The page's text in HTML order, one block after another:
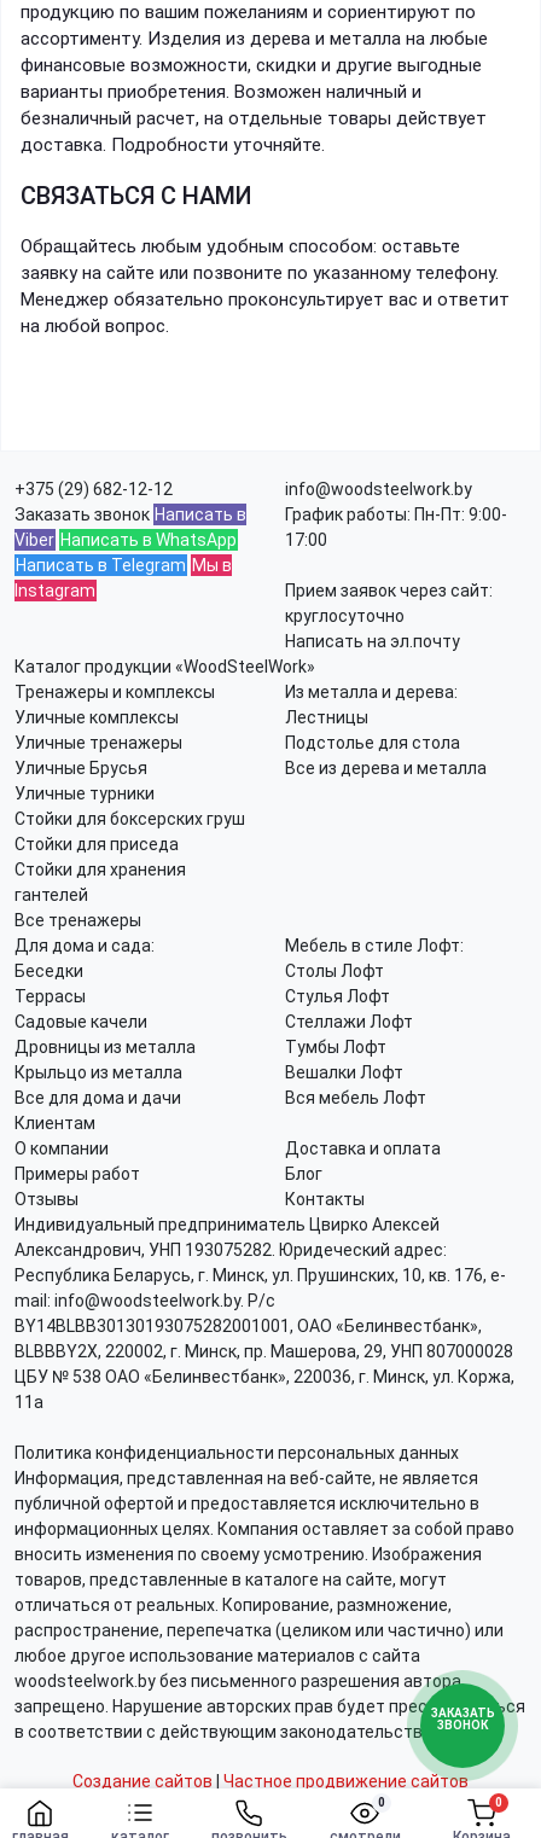
0 0
продукцию по вашим пожеланиям и сориентируют по
ассортименту. Изделия из дерева и металла на любые
финансовые возможности, скидки и другие выгодные
варианты приобретения. Возможен наличный и
безналичный расчет, на отдельные товары действует
доставка. Подробности уточняйте.
СВЯЗАТЬСЯ С НАМИ
Обращайтесь любым удобным способом: оставьте
заявку на сайте или позвоните по указанному телефону.
Менеджер обязательно проконсультирует вас и ответит
на любой вопрос.
+375 (29) 682-12-12
Заказать звонок Написать в
Viber Написать в WhatsApp
Написать в Telegram Мы в
Instagram
info@woodsteelwork.by
График работы: Пн-Пт: 9:00-
17:00
Прием заявок через сайт:
круглосуточно
Написать на эл.почту
Каталог продукции «WoodSteelWork»
Тренажеры и комплексы
Уличные комплексы
Уличные тренажеры
Уличные Брусья
Уличные турники
Стойки для боксерских груш
Стойки для приседа
Стойки для хранения
гантелей
Все тренажеры
Из металла и дерева:
Лестницы
Подстолье для стола
Все из дерева и металла
Для дома и сада:
Беседки
Террасы
Садовые качели
Дровницы из металла
Крыльцо из металла
Все для дома и дачи
Мебель в стиле Лофт:
Столы Лофт
Стулья Лофт
Стеллажи Лофт
Тумбы Лофт
Вешалки Лофт
Вся мебель Лофт
Клиентам
О компании
Доставка и оплата
Примеры работ
Блог
Отзывы
Контакты
Индивидуальный предприниматель Цвирко Алексей
Александрович, УНП 193075282. Юридеческий адрес:
Республика Беларусь, г. Минск, ул. Прушинских, 10, кв. 176, e-
mail: info@woodsteelwork.by. Р/с
BY14BLBB30130193075282001001, ОАО «Белинвестбанк»,
BLBBBY2X, 220002, г. Минск, пр. Машерова, 29, УНП 807000028
ЦБУ № 538 ОАО «Белинвестбанк», 220036, г. Минск, ул. Коржа,
11а
Политика конфиденциальности персональных данных
Информация, представленная на веб-сайте, не является
публичной офертой и предоставляется исключительно в
информационных целях. Компания оставляет за собой право
вносить изменения по своему усмотрению. Изображения
товаров, представленные в каталоге на сайте, могут
отличаться от реальных. Копирование, размножение,
распространение, перепечатка (целиком или частично) или
любое другое использование материалов с сайта
woodsteelwork.by без письменного разрешения автора
запрещено. Нарушение авторских прав будет преследоваться
в соответствии с действующим законодательством.
Создание сайтов Частное продвижение сайтов
ЗАКАЗАТЬ
ЗВОНОК